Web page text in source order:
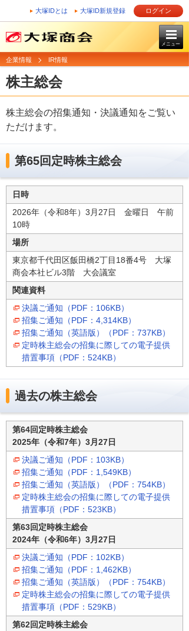
大塚IDとは 大塚ID新規登録 ログイン
メニュー
企業情報 IR情報
株主総会
株主総会の招集通知・決議通知をご覧い
ただけます。
第65回定時株主総会
日時
2026年（令和8年）3月27日 金曜日 午前
10時
場所
東京都千代田区飯田橋2丁目18番4号 大塚
商会本社ビル3階 大会議室
関連資料
決議ご通知（PDF：106KB）
招集ご通知（PDF：4,314KB）
招集ご通知（英語版）（PDF：737KB）
定時株主総会の招集に際しての電子提供
措置事項（PDF：524KB）
過去の株主総会
第64回定時株主総会
2025年（令和7年）3月27日
決議ご通知（PDF：103KB）
招集ご通知（PDF：1,549KB）
招集ご通知（英語版）（PDF：754KB）
定時株主総会の招集に際しての電子提供
措置事項（PDF：523KB）
第63回定時株主総会
2024年（令和6年）3月27日
決議ご通知（PDF：102KB）
招集ご通知（PDF：1,462KB）
招集ご通知（英語版）（PDF：754KB）
定時株主総会の招集に際しての電子提供
措置事項（PDF：529KB）
第62回定時株主総会